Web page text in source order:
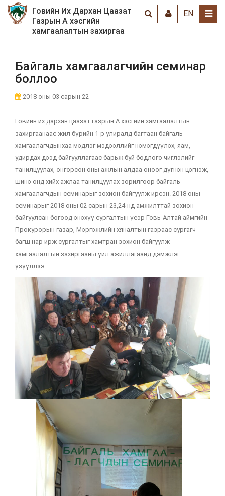
Говийн Их Дархан Цаазат
Газрын А хэсгийн
хамгаалалтын захиргаа
EN
Байгаль хамгаалагчийн семинар
боллоо
2018 оны 03 сарын 22
Говийн их дархан цаазат газрын А хэсгийн хамгаалалтын
захиргаанаас жил бүрийн 1-р улиралд багтаан байгаль
хамгаалагчдынхаа мэдлэг мэдээллийг нэмэгдүүлэх, яам,
удирдах дээд байгууллагаас барьж буй бодлого чиглэлийг
танилцуулах, өнгөрсөн оны ажлын алдаа оноог дүгнэн цэгнэж,
шинэ онд хийх ажлаа танилцуулах зорилгоор байгаль
хамгаалагчдын семинарыг зохион байгуулж ирсэн. 2018 оны
семинарыг 2018 оны 02 сарын 23,24-нд амжилттай зохион
байгуулсан бөгөөд энэхүү сургалтын үеэр Говь-Алтай аймгийн
Прокурорын газар, Мэргэжлийн хяналтын газраас сургагч
багш нар ирж сургалтыг хамтран зохион байгуулж
хамгаалалтын захиргааны үйл ажиллагаанд дэмжлэг
үзүүллээ.